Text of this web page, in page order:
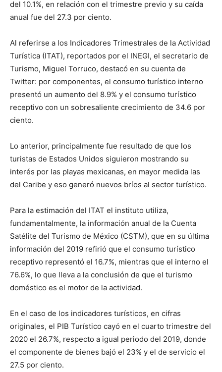
del 10.1%, en relación con el trimestre previo y su caída
anual fue del 27.3 por ciento.
Al referirse a los Indicadores Trimestrales de la Actividad
Turística (ITAT), reportados por el INEGI, el secretario de
Turismo, Miguel Torruco, destacó en su cuenta de
Twitter: por componentes, el consumo turístico interno
presentó un aumento del 8.9% y el consumo turístico
receptivo con un sobresaliente crecimiento de 34.6 por
ciento.
Lo anterior, principalmente fue resultado de que los
turistas de Estados Unidos siguieron mostrando su
interés por las playas mexicanas, en mayor medida las
del Caribe y eso generó nuevos bríos al sector turístico.
Para la estimación del ITAT el instituto utiliza,
fundamentalmente, la información anual de la Cuenta
Satélite del Turismo de México (CSTM), que en su última
información del 2019 refirió que el consumo turístico
receptivo representó el 16.7%, mientras que el interno el
76.6%, lo que lleva a la conclusión de que el turismo
doméstico es el motor de la actividad.
En el caso de los indicadores turísticos, en cifras
originales, el PIB Turístico cayó en el cuarto trimestre del
2020 el 26.7%, respecto a igual periodo del 2019, donde
el componente de bienes bajó el 23% y el de servicio el
27.5 por ciento.